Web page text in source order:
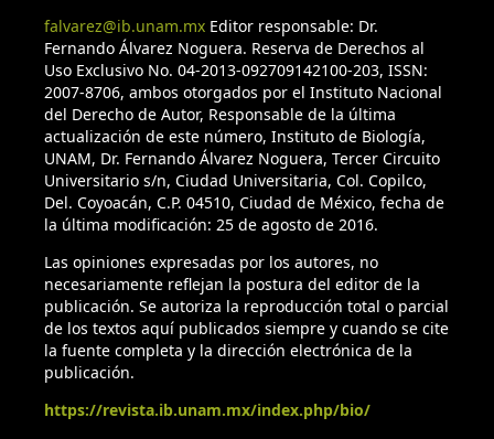
falvarez@ib.unam.mxEditor responsable: Dr.
Fernando Álvarez Noguera. Reserva de Derechos al
Uso Exclusivo No. 04-2013-092709142100-203, ISSN:
2007-8706, ambos otorgados por el Instituto Nacional
del Derecho de Autor, Responsable de la última
actualización de este número, Instituto de Biología,
UNAM, Dr. Fernando Álvarez Noguera, Tercer Circuito
Universitario s/n, Ciudad Universitaria, Col. Copilco,
Del. Coyoacán, C.P. 04510, Ciudad de México, fecha de
la última modificación: 25 de agosto de 2016.
Las opiniones expresadas por los autores, no
necesariamente reflejan la postura del editor de la
publicación. Se autoriza la reproducción total o parcial
de los textos aquí publicados siempre y cuando se cite
la fuente completa y la dirección electrónica de la
publicación.
https://revista.ib.unam.mx/index.php/bio/